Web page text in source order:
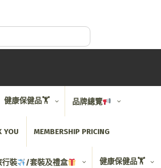
健康保健品🏋️ 品牌總覽
YOU MEMBERSHIP PRICING
行裝 /套裝及禮盒 健康保健品🏋️